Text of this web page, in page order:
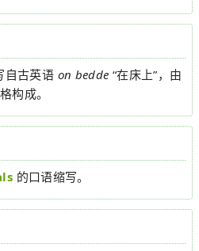
自古英语 on bedde “在床上”，由
构成。
的口语缩写。